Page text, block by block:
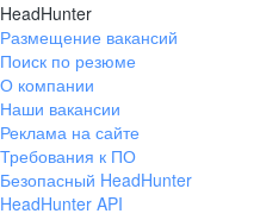
HeadHunter
Размещение вакансий
Поиск по резюме
О компании
Наши вакансии
Реклама на сайте
Требования к ПО
Безопасный HeadHunter
HeadHunter API